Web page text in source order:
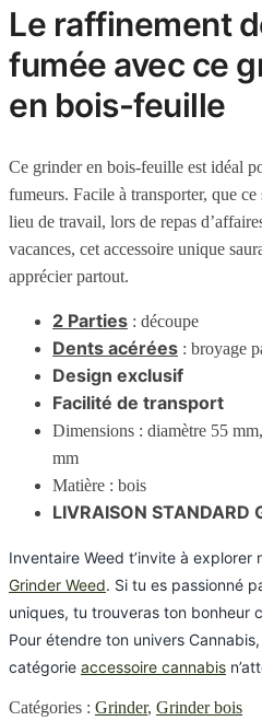
Le raffinement
fumée avec ce
en bois-feuille
Ce grinder en bois-feuille est idéal
fumeurs. Facile à transporter, que
lieu de travail, lors de repas
vacances, cet accessoire unique
apprécier partout.
2 Parties : découpe
Dents acérées : broyage
Design exclusif
Facilité de transport
Dimensions : diamètre 55
mm
Matière : bois
LIVRAISON STANDARD
Inventaire Weed t’invite à explorer
Grinder Weed. Si tu es passionné
uniques, tu trouveras ton bonheur
Pour étendre ton univers
catégorie accessoire cannabis
Catégories : Grinder, Grinder bois